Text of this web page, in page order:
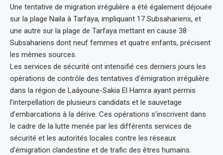
Une tentative de migration irrégulière a été également déjouée
sur la plage Naila à Tarfaya, impliquant 17 Subsahariens, et
une autre sur la plage de Tarfaya mettant en cause 38
Subsahariens dont neuf femmes et quatre enfants, précisent
les mêmes sources.
Les services de sécurité ont intensifié ces derniers jours les
opérations de contrôle des tentatives d’émigration irrégulière
dans la région de Laâyoune-Sakia El Hamra ayant permis
l’interpellation de plusieurs candidats et le sauvetage
d’embarcations à la dérive. Ces opérations s’inscrivent dans
le cadre de la lutte menée par les différents services de
sécurité et les autorités locales contre les réseaux
d’émigration clandestine et de trafic des êtres humains.